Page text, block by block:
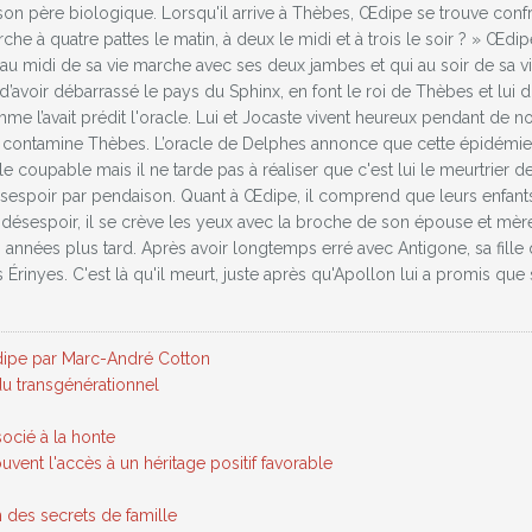
père biologique. Lorsqu'il arrive à Thèbes, Œdipe se trouve
à quatre pattes le matin, à deux le midi et à trois le soir ? »
midi de sa vie marche avec ses deux jambes et qui au soir de sa
débarrassé le pays du Sphinx, en font le roi de Thèbes et
l’avait prédit l'oracle. Lui et Jocaste vivent heureux pendant de
Thèbes. L’oracle de Delphes annonce que cette
coupable mais il ne tarde pas à réaliser que c'est lui le meurtrier
par pendaison. Quant à Œdipe, il comprend que leurs
il se crève les yeux avec la broche de son épouse et
plus tard. Après avoir longtemps erré avec Antigone, sa
Érinyes. C'est là qu'il meurt, juste après qu'Apollon lui a promis
par Marc-André Cotton
transgénérationnel
à la honte
l'accès à un héritage positif favorable
des secrets de famille